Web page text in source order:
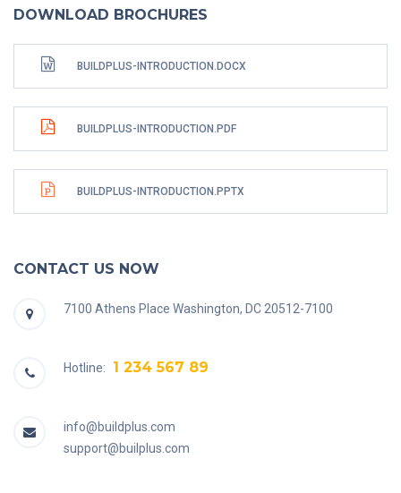
DOWNLOAD BROCHURES
BUILDPLUS-INTRODUCTION.DOCX
BUILDPLUS-INTRODUCTION.PDF
BUILDPLUS-INTRODUCTION.PPTX
CONTACT US NOW
7100 Athens Place Washington, DC 20512-7100
Hotline: 1 234 567 89
info@buildplus.com
support@builplus.com